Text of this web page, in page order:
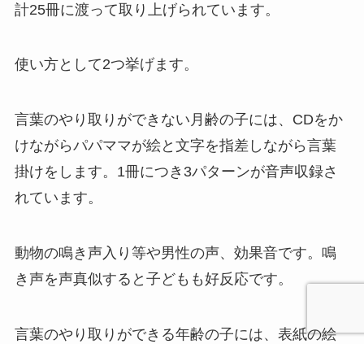
計25冊に渡って取り上げられています。
使い方として2つ挙げます。
言葉のやり取りができない月齢の子には、CDをか
けながらパパママが絵と文字を指差しながら言葉
掛けをします。1冊につき3パターンが音声収録さ
れています。
動物の鳴き声入り等や男性の声、効果音です。鳴
き声を声真似すると子どもも好反応です。
言葉のやり取りができる年齢の子には、表紙の絵